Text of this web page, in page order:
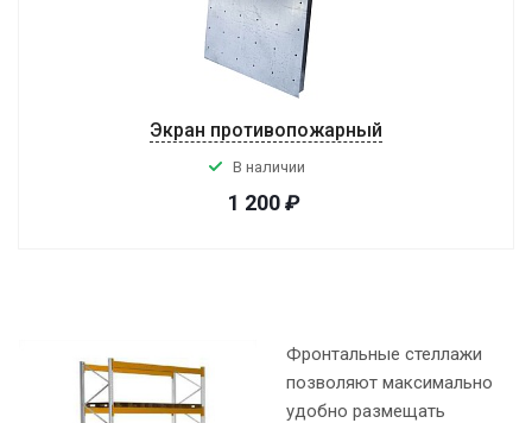
Экран противопожарный
В наличии
1 200₽
Фронтальные стеллажи
позволяют максимально
удобно размещать